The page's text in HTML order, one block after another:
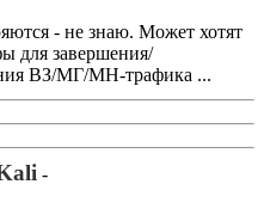
- не знаю. Может хотят
для завершения/
ВЗ/МГ/МН-трафика ...
-